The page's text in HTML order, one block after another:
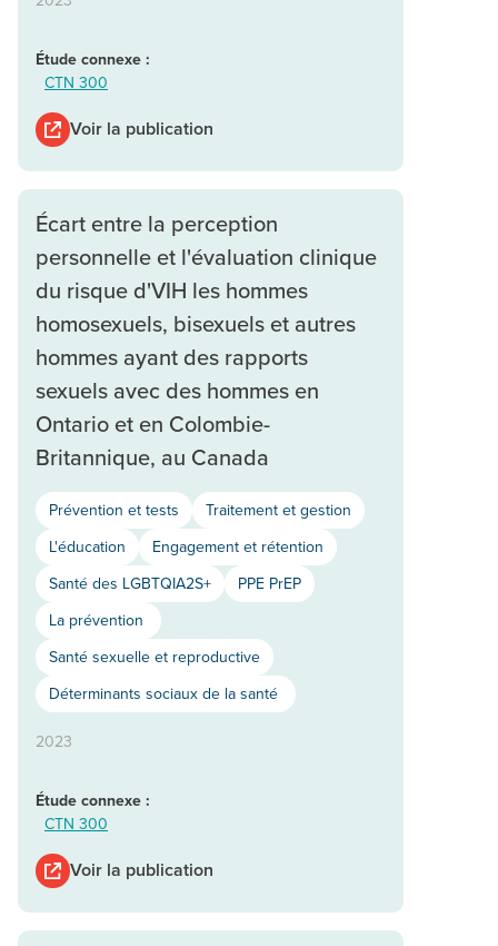
Étude connexe :
CTN 300
Voir la publication
Écart entre la perception
personnelle et l'évaluation clinique
du risque d'VIH les hommes
homosexuels, bisexuels et autres
hommes ayant des rapports
sexuels avec des hommes en
Ontario et en Colombie-
Britannique, au Canada
Prévention et tests
Traitement et gestion
L'éducation
Engagement et rétention
Santé des LGBTQIA2S+
PPE PrEP
La prévention
Santé sexuelle et reproductive
Déterminants sociaux de la santé
2023
Étude connexe :
CTN 300
Voir la publication